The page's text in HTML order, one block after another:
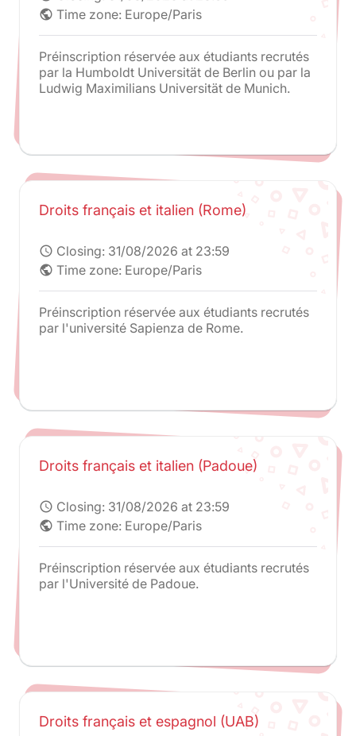
public Time zone: Europe/Paris
Préinscription réservée aux étudiants recrutés
par la Humboldt Universität de Berlin ou par la
Ludwig Maximilians Universität de Munich.
Droits français et italien (Rome)
schedule Closing: 31/08/2026 at 23:59
public Time zone: Europe/Paris
Préinscription réservée aux étudiants recrutés
par l'université Sapienza de Rome.
Droits français et italien (Padoue)
schedule Closing: 31/08/2026 at 23:59
public Time zone: Europe/Paris
Préinscription réservée aux étudiants recrutés
par l'Université de Padoue.
Droits français et espagnol (UAB)